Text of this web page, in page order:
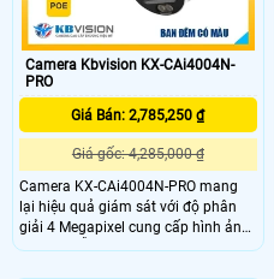
Camera Kbvision KX-CAi4004N-
PRO
Giá Bán: 2,785,250 ₫
Giá gốc: 4,285,000 ₫
Camera KX-CAi4004N-PRO mang
lại hiệu quả giám sát với độ phân
giải 4 Megapixel cung cấp hình ảnh
sắc nét, hỗ trợ tính năng AI-ISP và